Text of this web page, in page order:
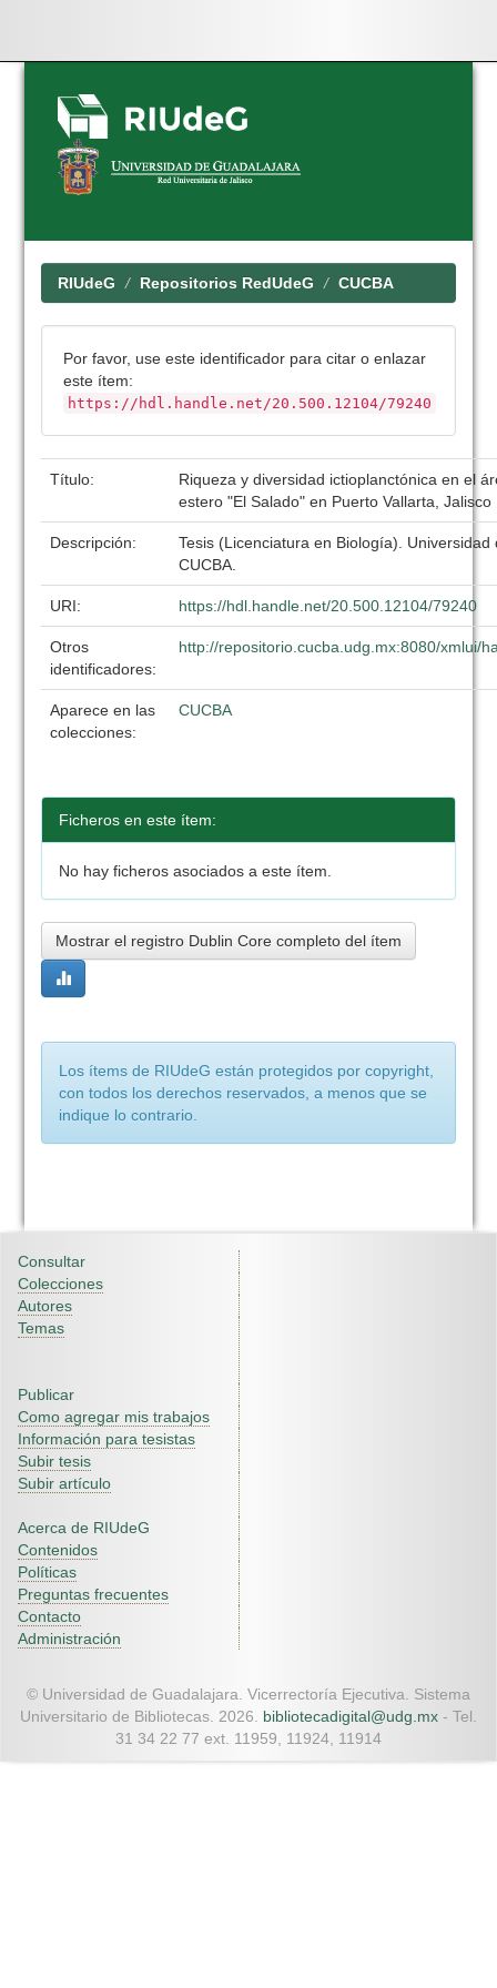
Skip
navigation
RIUdeG Repositorios RedUdeG CUCBA
Por favor, use este identificador para citar o enlazar
este ítem:
https://hdl.handle.net/20.500.12104/79240
Título:
Riqueza y diversidad ictioplanctónica en el
estero "El Salado" en Puerto Vallarta, Jalisco
Descripción:
Tesis (Licenciatura en Biología). Universidad
CUCBA.
URI: https://hdl.handle.net/20.500.12104/79240
Otros
identificadores:
http://repositorio.cucba.udg.mx:8080/xmlui/
Aparece en las
colecciones:
CUCBA
Ficheros en este ítem:
No hay ficheros asociados a este ítem.
Mostrar el registro Dublin Core completo del ítem
Los ítems de RIUdeG están protegidos por copyright,
con todos los derechos reservados, a menos que se
indique lo contrario.
Consultar
Colecciones
Autores
Temas
Publicar
Como agregar mis trabajos
Información para tesistas
Subir tesis
Subir artículo
Acerca de RIUdeG
Contenidos
Políticas
Preguntas frecuentes
Contacto
Administración
© Universidad de Guadalajara. Vicerrectoría Ejecutiva. Sistema
Universitario de Bibliotecas. 2026. bibliotecadigital@udg.mx - Tel.
31 34 22 77 ext. 11959, 11924, 11914